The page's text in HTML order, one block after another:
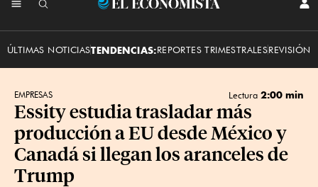
El
ÚLTIMAS NOTICIASTENDENCIAS:REPORTES TRIMESTRALESREVISIÓN
EMPRESAS Lectura 2:00 min
Essity estudia trasladar más
producción a EU desde México y
Canadá si llegan los aranceles de
Trump